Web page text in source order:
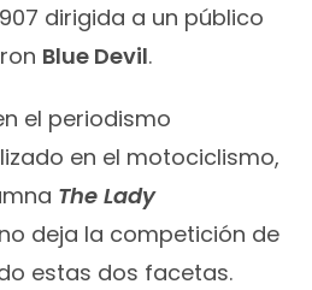
dirigida a un público
Blue Devil.
el periodismo
en el motociclismo,
The Lady
deja la competición de
estas dos facetas.